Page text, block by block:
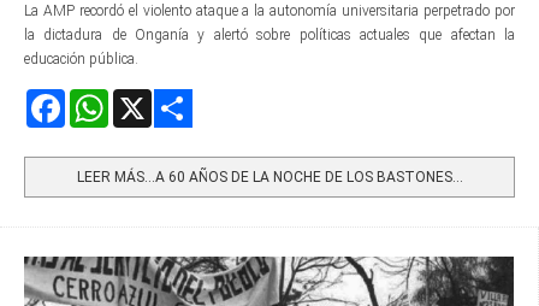
La AMP recordó el violento ataque a la autonomía universitaria perpetrado por
la dictadura de Onganía y alertó sobre políticas actuales que afectan la
educación pública.
FacebookWhatsApp
LEER MÁS…A 60 AÑOS DE LA NOCHE DE LOS BASTONES...